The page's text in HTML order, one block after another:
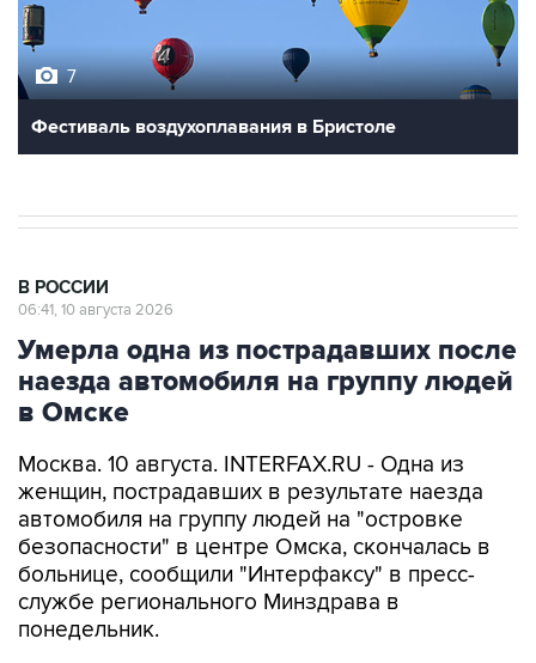
7
Фестиваль воздухоплавания в Бристоле
В РОССИИ
06:41, 10 августа 2026
Умерла одна из пострадавших после
наезда автомобиля на группу людей
в Омске
Москва. 10 августа. INTERFAX.RU - Одна из
женщин, пострадавших в результате наезда
автомобиля на группу людей на "островке
безопасности" в центре Омска, скончалась в
больнице, сообщили "Интерфаксу" в пресс-
службе регионального Минздрава в
понедельник.